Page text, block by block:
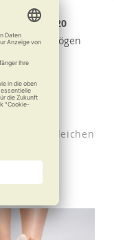
Fußbad FB 20
Ihre Füße mögen
€
Vergleichen